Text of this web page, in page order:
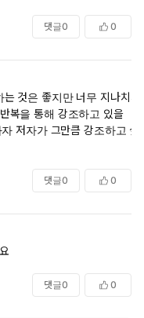
책은 간만인듯.
어디에 돈을 투자했어야
이 직면하는 질문이다. 투자
를 응시할 때, 무엇을 해야
두는 능력이다. 하지만 효과
축적할 수 있다.
하나뿐이다. 우리는 은행
이는 것으로 인플레이션을
댓글0 0
것은 좋지만 너무 지나치게
복을 통해 강조하고 있을
저자가 그만큼 강조하고 싶
표를 확고히 하고 그것을 향
때 그것을 수용하고 다음 걸
생각하게 하는 책이고, 잠깐
하는 책.
보다가 그의 친구인 프레드
인의 아버지가 소파에서 돌
책을 잠깐 내려두고 나의
게 해주었음. 물론 그 삶의
을 잘 써야함을 다짐하게 되
댓글0 0
댓글0 0